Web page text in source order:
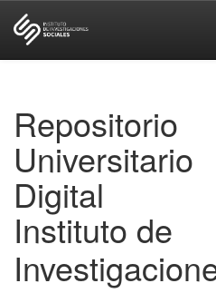
Repositorio
Universitario
Digital
Instituto de